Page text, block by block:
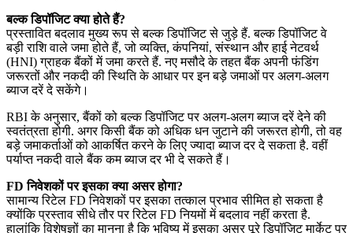
बल्क डिपॉजिट क्या होते हैं?
प्रस्तावित बदलाव मुख्य रूप से बल्क डिपॉजिट से जुड़े हैं. बल्क डिपॉजिट वे
बड़ी राशि वाले जमा होते हैं, जो व्यक्ति, कंपनियां, संस्थान और हाई नेटवर्थ
(HNI) ग्राहक बैंकों में जमा करते हैं. नए मसौदे के तहत बैंक अपनी फंडिंग
जरूरतों और नकदी की स्थिति के आधार पर इन बड़े जमाओं पर अलग-अलग
ब्याज दरें दे सकेंगे।
RBI के अनुसार, बैंकों को बल्क डिपॉजिट पर अलग-अलग ब्याज दरें देने की
स्वतंत्रता होगी. अगर किसी बैंक को अधिक धन जुटाने की जरूरत होगी, तो वह
बड़े जमाकर्ताओं को आकर्षित करने के लिए ज्यादा ब्याज दर दे सकता है. वहीं
पर्याप्त नकदी वाले बैंक कम ब्याज दर भी दे सकते हैं।
FD निवेशकों पर इसका क्या असर होगा?
सामान्य रिटेल FD निवेशकों पर इसका तत्काल प्रभाव सीमित हो सकता है
क्योंकि प्रस्ताव सीधे तौर पर रिटेल FD नियमों में बदलाव नहीं करता है.
हालांकि विशेषज्ञों का मानना है कि भविष्य में इसका असर पूरे डिपॉजिट मार्केट पर